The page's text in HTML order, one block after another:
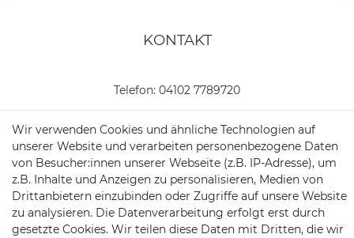
KONTAKT
Telefon: 04102 7789720
Mail:
kundenservice@motionandsports.de
Jochim-Klindt-Str. 5
22926 Ahrensburg
Wir verwenden Cookies und ähnliche Technologien auf
unserer Website und verarbeiten personenbezogene Daten
von Besucher:innen unserer Webseite (z.B. IP-Adresse), um
z.B. Inhalte und Anzeigen zu personalisieren, Medien von
Drittanbietern einzubinden oder Zugriffe auf unsere Website
zu analysieren. Die Datenverarbeitung erfolgt erst durch
gesetzte Cookies. Wir teilen diese Daten mit Dritten, die wir